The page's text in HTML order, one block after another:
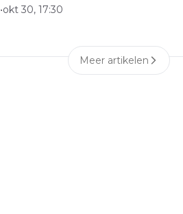
•okt 30, 17:30
Meer artikelen